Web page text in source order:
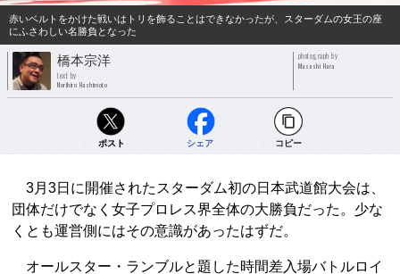
赤いベルトをかけた戦いはトリを飾ることはできなかったが、スターダムの女王の座
にふさわしい名勝負となった
橋本宗洋
text by
Norihiro Hashimoto
photograph by
Masashi Hara
ポスト シェア コピー
3月3日に開催されたスターダム初の日本武道館大会は、
団体だけでなく女子プロレス界全体の大勝負だった。少な
くとも運営側にはその意識があったはずだ。
オールスター・ランブルと題した時間差入場バトルロイ